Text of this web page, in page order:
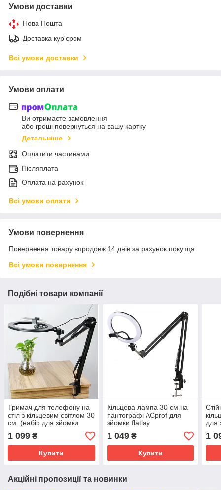
Умови доставки
Нова Пошта
Доставка кур'єром
Всі умови доставки
Умови оплати
Ви отримаєте замовлення
або гроші повернуться на вашу картку
Детальніше
Оплатити частинами
Післяплата
Оплата на рахунок
Всі умови оплати
Умови повернення
Повернення товару впродовж 14 днів за рахунок покупця
Всі умови повернення
Подібні товари компанії
Тримач для телефону на
стіл з кільцевим світлом 30
см. (набір для зйомки
1 099 ₴
Купити
Кільцева лампа 30 см на
пантографі ACprof для
зйомки flatlay
1 049₴
Купити
для
1
Акційні пропозиції та новинки